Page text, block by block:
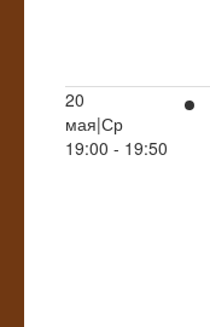
20
мая|Ср
19:00 - 19:50